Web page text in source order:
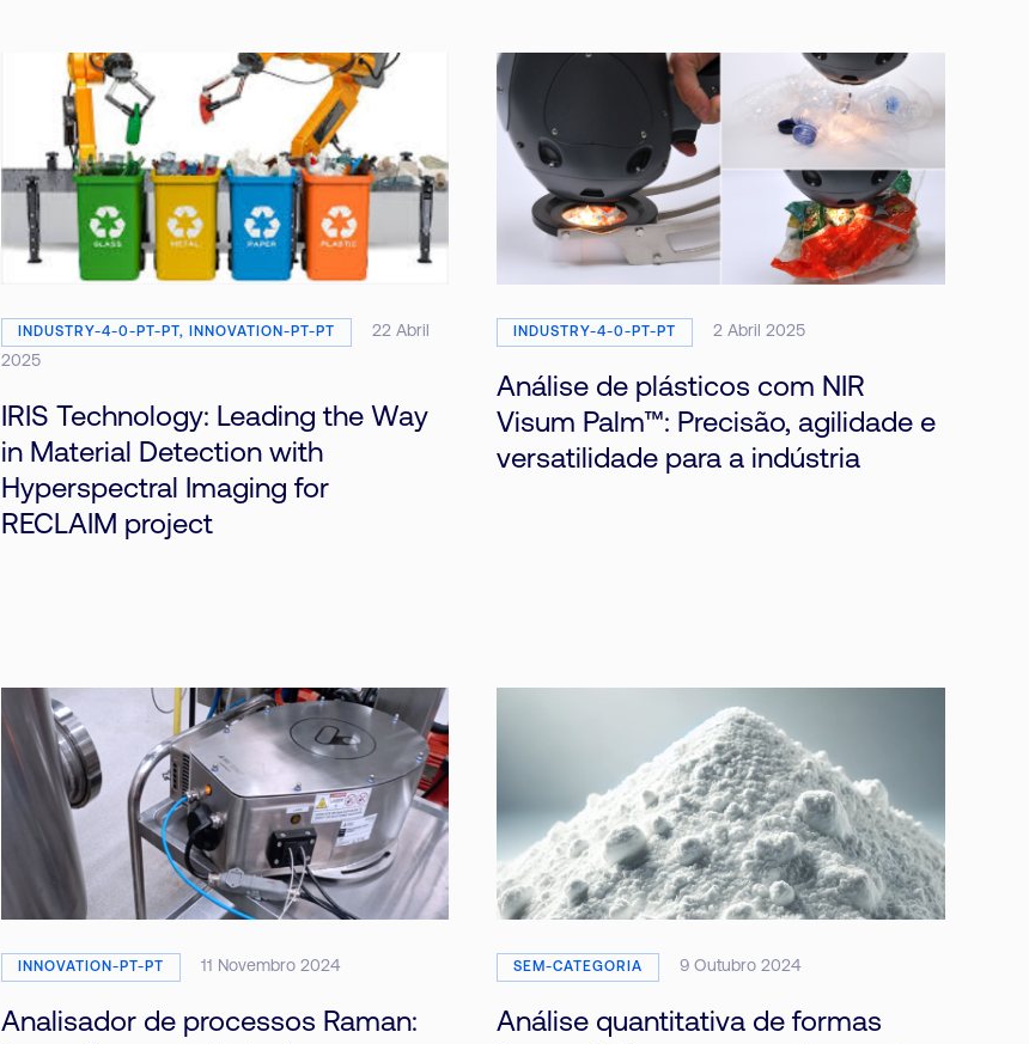
INDUSTRY-4-0-PT-PT, INNOVATION-PT-PT
22 Abril
2025
IRIS Technology: Leading the Way
in Material Detection with
Hyperspectral Imaging for
RECLAIM project
INDUSTRY-4-0-PT-PT 2 Abril 2025
Análise de plásticos com NIR
Visum Palm™: Precisão, agilidade e
versatilidade para a indústria
INNOVATION-PT-PT 11 Novembro 2024
Analisador de processos Raman:
SEM-CATEGORIA 9 Outubro 2024
Análise quantitativa de formas